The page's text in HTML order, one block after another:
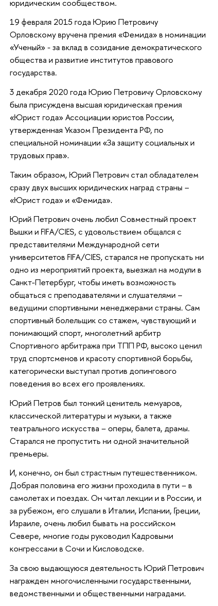
юридическим сообществом.
19 февраля 2015 года Юрию Петровичу
Орловскому вручена премия «Фемида» в номинации
«Ученый» - за вклад в созидание демократического
общества и развитие институтов правового
государства.
3 декабря 2020 года Юрию Петровичу Орловскому
была присуждена высшая юридическая премия
«Юрист года» Ассоциации юристов России,
утвержденная Указом Президента РФ, по
специальной номинации «За защиту социальных и
трудовых прав».
Таким образом, Юрий Петрович стал обладателем
сразу двух высших юридических наград страны –
«Юрист года» и «Фемида».
Юрий Петрович очень любил Совместный проект
Вышки и FIFA/CIES, с удовольствием общался с
представителями Международной сети
университетов FIFA/CIES, старался не пропускать ни
одно из мероприятий проекта, выезжал на модули в
Санкт-Петербург, чтобы иметь возможность
общаться с преподавателями и слушателями –
ведущими спортивными менеджерами страны. Сам
спортивный болельщик со стажем, чувствующий и
понимающий спорт, многолетний арбитр
Спортивного арбитража при ТПП РФ, высоко ценил
труд спортсменов и красоту спортивной борьбы,
категорически выступал против допингового
поведения во всех его проявлениях.
Юрий Петров был тонкий ценитель мемуаров,
классической литературы и музыки, а также
театрального искусства – оперы, балета, драмы.
Старался не пропустить ни одной значительной
премьеры.
И, конечно, он был страстным путешественником.
Добрая половина его жизни проходила в пути – в
самолетах и поездах. Он читал лекции и в России, и
за рубежом, его слушали в Италии, Испании, Греции,
Израиле, очень любил бывать на российском
Севере, многие годы руководил Кадровыми
конгрессами в Сочи и Кисловодске.
За свою выдающуюся деятельность Юрий Петрович
награжден многочисленными государственными,
ведомственными и общественными наградами.